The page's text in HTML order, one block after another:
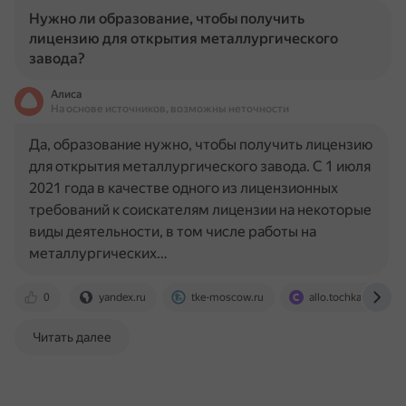
Нужно ли образование, чтобы получить
лицензию для открытия металлургического
завода?
Алиса
На основе источников, возможны неточности
0 yandex.ru tke-moscow.ru allo.tochka.com
Да, образование нужно, чтобы получить лицензию
для открытия металлургического завода. С 1 июля
2021 года в качестве одного из лицензионных
требований к соискателям лицензии на некоторые
виды деятельности, в том числе работы на
металлургических…
Читать далее